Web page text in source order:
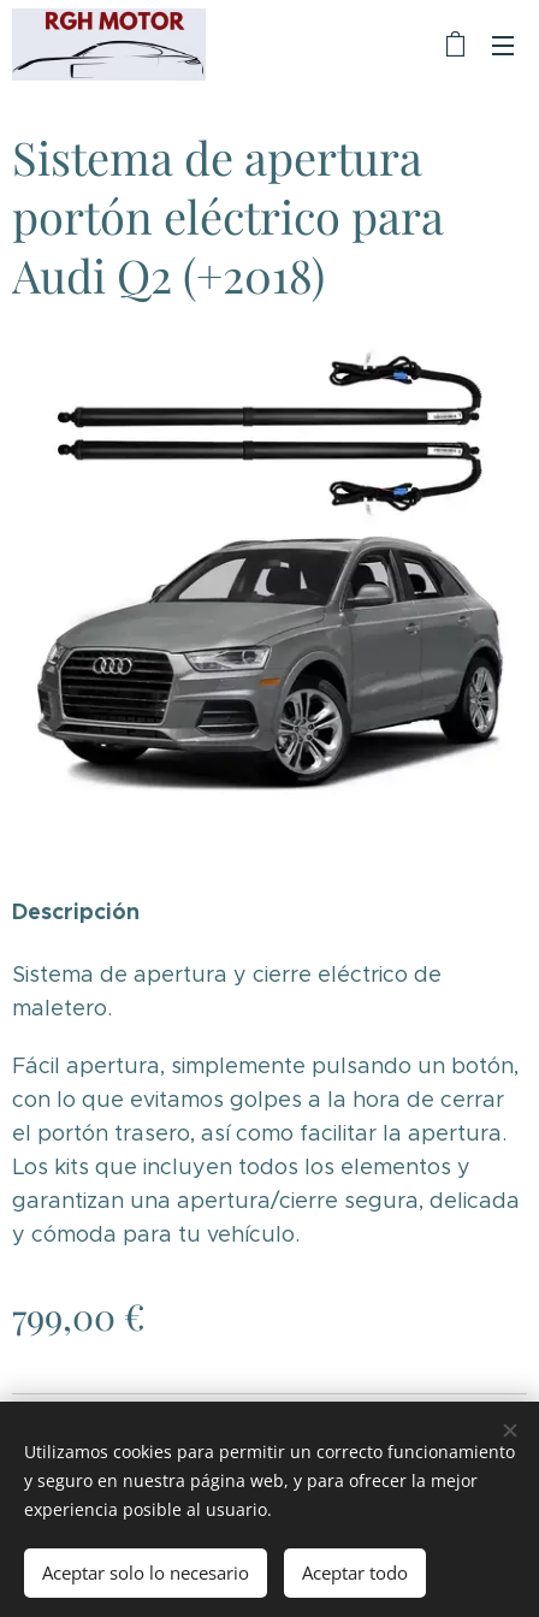
Sistema de apertura
portón eléctrico para
Audi Q2 (+2018)
Descripción
Sistema de apertura y cierre eléctrico de
maletero.
Fácil apertura, simplemente pulsando un botón,
con lo que evitamos golpes a la hora de cerrar
el portón trasero, así como facilitar la apertura.
Los kits que incluyen todos los elementos y
garantizan una apertura/cierre segura, delicada
y cómoda para tu vehículo.
799,00 €
Añadir a la cesta
Cookies
Utilizamos cookies para permitir un correcto funcionamiento
y seguro en nuestra página web, y para ofrecer la mejor
experiencia posible al usuario.
Aceptar solo lo necesario Aceptar todo